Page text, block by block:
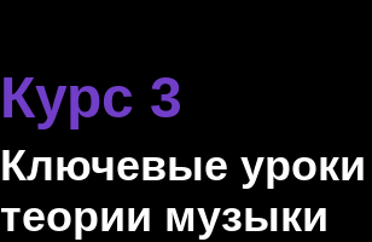
Курс 3
Ключевые
теории музыки